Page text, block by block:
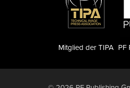
PF
Mitglied der TIPA